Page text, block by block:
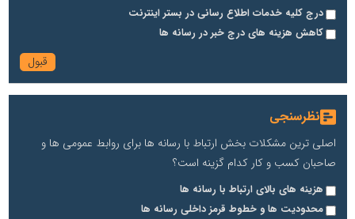
درج کلیه خدمات اطلاع رسانی در بستر اینترنت
کاهش هزینه های درج خبر در رسانه ها
نظرسنجی
اصلی ترین مشکلات بخش ارتباط با رسانه ها برای روابط عمومی ها و
صاحبان کسب و کار کدام گزینه است؟
هزینه های بالای ارتباط با رسانه ها
محدودیت ها و خطوط قرمز داخلی رسانه ها